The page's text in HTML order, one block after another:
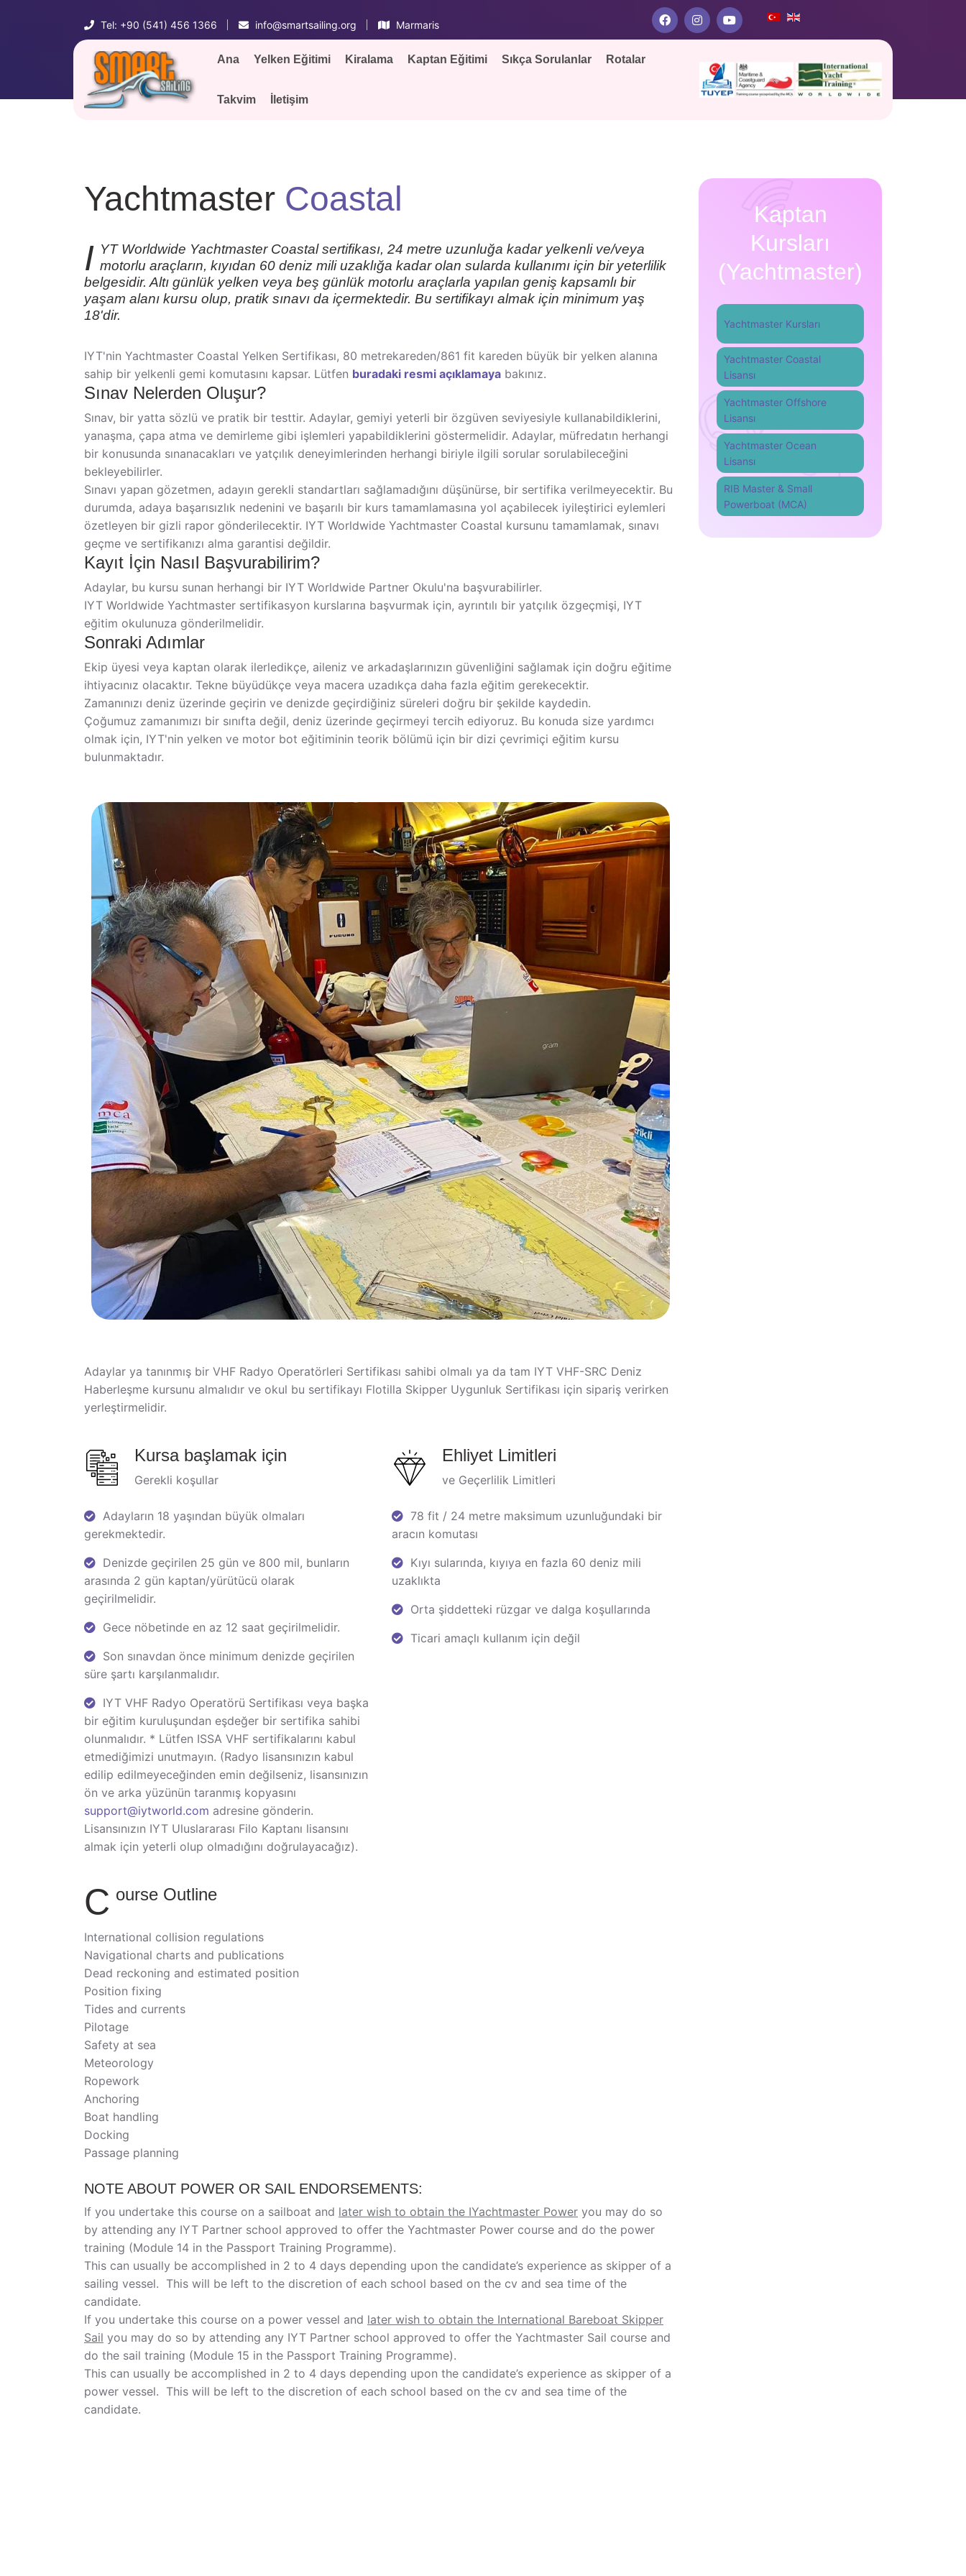
Tel: +90 (541) 456 1366 info@smartsailing.org Marmaris
Ana Yelken Eğitimi Kiralama Kaptan Eğitimi Sıkça Sorulanlar Rotalar
Takvim İletişim
Yachtmaster Coastal
I YT Worldwide Yachtmaster Coastal sertifikası, 24 metre uzunluğa kadar yelkenli ve/veya
motorlu araçların, kıyıdan 60 deniz mili uzaklığa kadar olan sularda kullanımı için bir yeterlilik
belgesidir. Altı günlük yelken veya beş günlük motorlu araçlarla yapılan geniş kapsamlı bir
yaşam alanı kursu olup, pratik sınavı da içermektedir. Bu sertifikayı almak için minimum yaş
18'dir.
IYT'nin Yachtmaster Coastal Yelken Sertifikası, 80 metrekareden/861 fit kareden büyük bir yelken alanına
sahip bir yelkenli gemi komutasını kapsar. Lütfen buradaki resmi açıklamaya bakınız.
Sınav Nelerden Oluşur?
Sınav, bir yatta sözlü ve pratik bir testtir. Adaylar, gemiyi yeterli bir özgüven seviyesiyle kullanabildiklerini,
yanaşma, çapa atma ve demirleme gibi işlemleri yapabildiklerini göstermelidir. Adaylar, müfredatın herhangi
bir konusunda sınanacakları ve yatçılık deneyimlerinden herhangi biriyle ilgili sorular sorulabileceğini
bekleyebilirler.
Sınavı yapan gözetmen, adayın gerekli standartları sağlamadığını düşünürse, bir sertifika verilmeyecektir. Bu
durumda, adaya başarısızlık nedenini ve başarılı bir kurs tamamlamasına yol açabilecek iyileştirici eylemleri
özetleyen bir gizli rapor gönderilecektir. IYT Worldwide Yachtmaster Coastal kursunu tamamlamak, sınavı
geçme ve sertifikanızı alma garantisi değildir.
Kayıt İçin Nasıl Başvurabilirim?
Adaylar, bu kursu sunan herhangi bir IYT Worldwide Partner Okulu'na başvurabilirler.
IYT Worldwide Yachtmaster sertifikasyon kurslarına başvurmak için, ayrıntılı bir yatçılık özgeçmişi, IYT
eğitim okulunuza gönderilmelidir.
Sonraki Adımlar
Ekip üyesi veya kaptan olarak ilerledikçe, aileniz ve arkadaşlarınızın güvenliğini sağlamak için doğru eğitime
ihtiyacınız olacaktır. Tekne büyüdükçe veya macera uzadıkça daha fazla eğitim gerekecektir.
Zamanınızı deniz üzerinde geçirin ve denizde geçirdiğiniz süreleri doğru bir şekilde kaydedin.
Çoğumuz zamanımızı bir sınıfta değil, deniz üzerinde geçirmeyi tercih ediyoruz. Bu konuda size yardımcı
olmak için, IYT'nin yelken ve motor bot eğitiminin teorik bölümü için bir dizi çevrimiçi eğitim kursu
bulunmaktadır.
Adaylar ya tanınmış bir VHF Radyo Operatörleri Sertifikası sahibi olmalı ya da tam IYT VHF-SRC Deniz
Haberleşme kursunu almalıdır ve okul bu sertifikayı Flotilla Skipper Uygunluk Sertifikası için sipariş verirken
yerleştirmelidir.
Kursa başlamak için
Gerekli koşullar
Adayların 18 yaşından büyük olmaları
gerekmektedir.
Denizde geçirilen 25 gün ve 800 mil, bunların
arasında 2 gün kaptan/yürütücü olarak
geçirilmelidir.
Gece nöbetinde en az 12 saat geçirilmelidir.
Son sınavdan önce minimum denizde geçirilen
süre şartı karşılanmalıdır.
IYT VHF Radyo Operatörü Sertifikası veya başka
bir eğitim kuruluşundan eşdeğer bir sertifika sahibi
olunmalıdır. * Lütfen ISSA VHF sertifikalarını kabul
etmediğimizi unutmayın. (Radyo lisansınızın kabul
edilip edilmeyeceğinden emin değilseniz, lisansınızın
ön ve arka yüzünün taranmış kopyasını
support@iytworld.com adresine gönderin.
Lisansınızın IYT Uluslararası Filo Kaptanı lisansını
almak için yeterli olup olmadığını doğrulayacağız).
Ehliyet Limitleri
ve Geçerlilik Limitleri
78 fit / 24 metre maksimum uzunluğundaki bir
aracın komutası
Kıyı sularında, kıyıya en fazla 60 deniz mili
uzaklıkta
Orta şiddetteki rüzgar ve dalga koşullarında
Ticari amaçlı kullanım için değil
C ourse Outline
International collision regulations
Navigational charts and publications
Dead reckoning and estimated position
Position fixing
Tides and currents
Pilotage
Safety at sea
Meteorology
Ropework
Anchoring
Boat handling
Docking
Passage planning
NOTE ABOUT POWER OR SAIL ENDORSEMENTS:
If you undertake this course on a sailboat and later wish to obtain the IYachtmaster Power you may do so
by attending any IYT Partner school approved to offer the Yachtmaster Power course and do the power
training (Module 14 in the Passport Training Programme).
This can usually be accomplished in 2 to 4 days depending upon the candidate’s experience as skipper of a
sailing vessel. This will be left to the discretion of each school based on the cv and sea time of the
candidate.
If you undertake this course on a power vessel and later wish to obtain the International Bareboat Skipper
Sail you may do so by attending any IYT Partner school approved to offer the Yachtmaster Sail course and
do the sail training (Module 15 in the Passport Training Programme).
This can usually be accomplished in 2 to 4 days depending upon the candidate’s experience as skipper of a
power vessel. This will be left to the discretion of each school based on the cv and sea time of the
candidate.
Kaptan
Kursları
(Yachtmaster)
Yachtmaster Kursları
Yachtmaster Coastal
Lisansı
Yachtmaster Offshore
Lisansı
Yachtmaster Ocean
Lisansı
RIB Master & Small
Powerboat (MCA)